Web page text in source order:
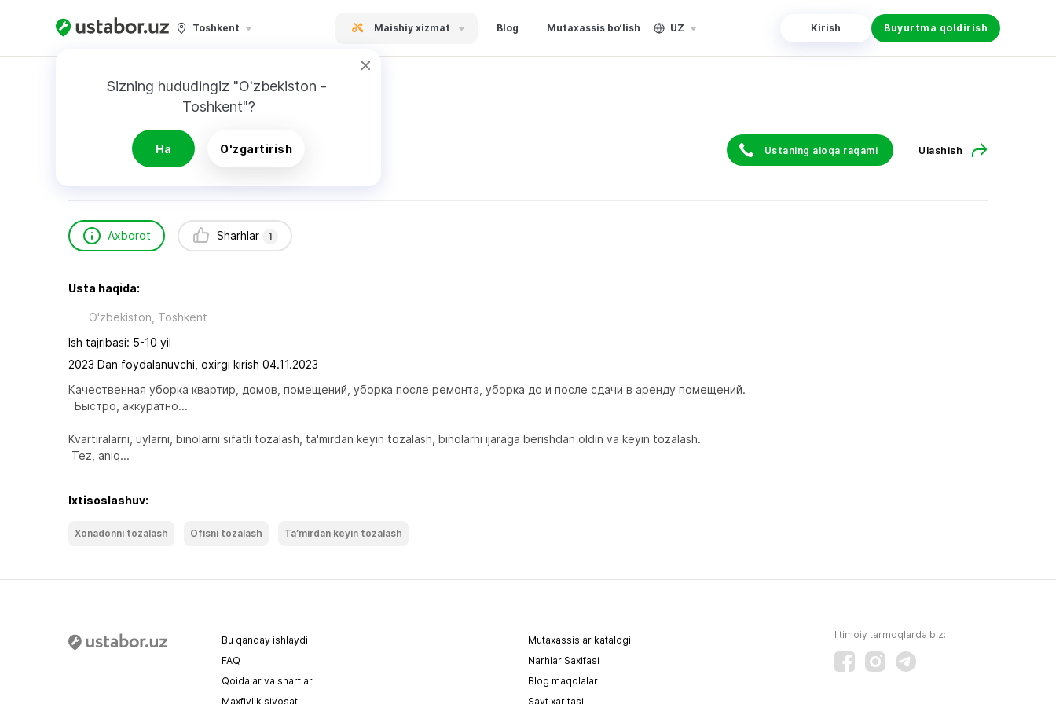
Toshkent Maishiy xizmat Blog Mutaxassis bo‘lish UZ Kirish Buyurtma qoldirish
Sizning hududingiz "O'zbekiston -
Toshkent"?
Ha O'zgartirish
Bosh sahifa Maishiy xizmat Doniyorova Guzal
Ustaning aloqa raqami Ulashish
Axborot Sharhlar 1
Usta haqida:
O'zbekiston, Toshkent
Ish tajribasi: 5-10 yil
2023 Dan foydalanuvchi, oxirgi kirish 04.11.2023
Качественная уборка квартир, домов, помещений, уборка после ремонта, уборка до и после сдачи в аренду помещений.
Kvartiralarni, uylarni, binolarni sifatli tozalash, ta'mirdan keyin tozalash, binolarni ijaraga berishdan oldin va keyin tozalash.
Tez, aniq...
Ixtisoslashuv:
Xonadonni tozalash Ofisni tozalash Taʼmirdan keyin tozalash
Bu qanday ishlaydi
Mutaxassislar katalogi
FAQ
Narhlar Saxifasi
Qoidalar va shartlar
Blog maqolalari
Maxfiylik siyosati
Sayt xaritasi
Ijtimoiy tarmoqlarda biz: